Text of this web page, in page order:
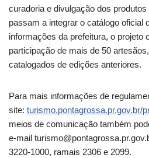
curadoria e divulgação dos
passam a integrar o catálogo oficial
informações da prefeitura, o projeto
participação de mais de 50
catalogados de edições anteriores.
Para mais informações de
site: turismo.pontagrossa.pr.gov.br/
meios de comunicação também
e-mail
3220-1000, ramais 2306 e 2099.